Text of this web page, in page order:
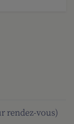
rendez-vous)